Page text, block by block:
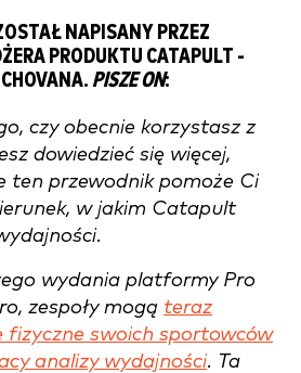
NAPISANY PRZEZ
PRODUKTU CATAPULT -
PISZE ON:
czy obecnie korzystasz z
dowiedzieć się więcej,
ten przewodnik pomoże Ci
w jakim Catapult
wydania platformy Pro
zespoły mogą teraz
fizyczne swoich sportowców
analizy wydajności. Ta